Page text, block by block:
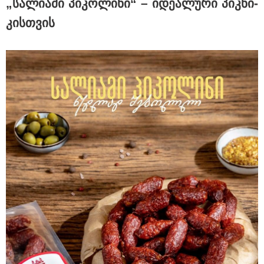
15:54 / 06-08-2026
დაანგრიეს"- გიგა ავალიანის
საქმეზე დაკავებული ანასტასია
ბერუაშვილის ადვოკატი
კატეგორიის ყველა სიახლე
მკითხველის რჩევით
„სა­ლი­ა­მი პი­კო­ლი­ნი“ – იდე­ა­ლუ­რი პიკ­ნი­
კის­თვის